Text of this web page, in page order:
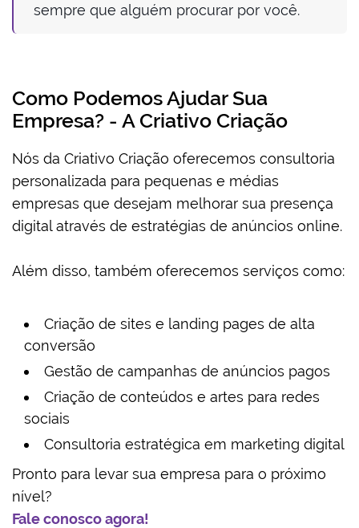
sempre que alguém procurar por você.
Como Podemos Ajudar Sua
Empresa? - A Criativo Criação
Nós da Criativo Criação oferecemos consultoria
personalizada para pequenas e médias
empresas que desejam melhorar sua presença
digital através de estratégias de anúncios online.
Além disso, também oferecemos serviços como:
Criação de sites e landing pages de alta
conversão
Gestão de campanhas de anúncios pagos
Criação de conteúdos e artes para redes
sociais
Consultoria estratégica em marketing digital
Pronto para levar sua empresa para o próximo
nível?
Fale conosco agora!